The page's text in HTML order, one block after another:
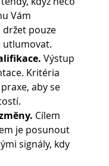
Vám
pouze
utlumovat.
Výstup
Kritéria
aby se
Cílem
je posunout
signály, kdy